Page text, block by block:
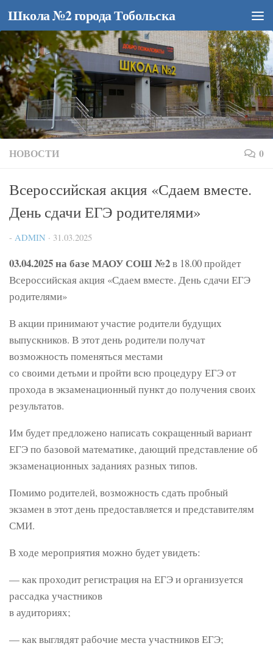
Перейти к содержимому
Школа №2 города Тобольска
НОВОСТИ 0
Всероссийская акция «Сдаем вместе.
День сдачи ЕГЭ родителями»
- ADMIN · 31.03.2025
03.04.2025 на базе МАОУ СОШ №2в 18.00 пройдет
Всероссийская акция «Сдаем вместе. День сдачи ЕГЭ
родителями»
В акции принимают участие родители будущих
выпускников. В этот день родители получат
возможность поменяться местами
со своими детьми и пройти всю процедуру ЕГЭ от
прохода в экзаменационный пункт до получения своих
результатов.
Им будет предложено написать сокращенный вариант
ЕГЭ по базовой математике, дающий представление об
экзаменационных заданиях разных типов.
Помимо родителей, возможность сдать пробный
экзамен в этот день предоставляется и представителям
СМИ.
В ходе мероприятия можно будет увидеть:
— как проходит регистрация на ЕГЭ и организуется
рассадка участников
в аудиториях;
— как выглядят рабочие места участников ЕГЭ;